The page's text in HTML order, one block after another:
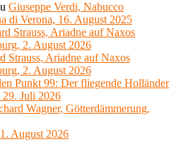
Giuseppe Verdi, Nabucco
di Verona, 16. August 2025
Strauss, Ariadne auf Naxos
2. August 2026
Strauss, Ariadne auf Naxos
2. August 2026
Punkt 99: Der fliegende Holländer
29. Juli 2026
Wagner, Götterdämmerung,
August 2026